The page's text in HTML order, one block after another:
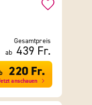
Gesamtpreis
ab 439 Fr.
220 Fr.
anschauen